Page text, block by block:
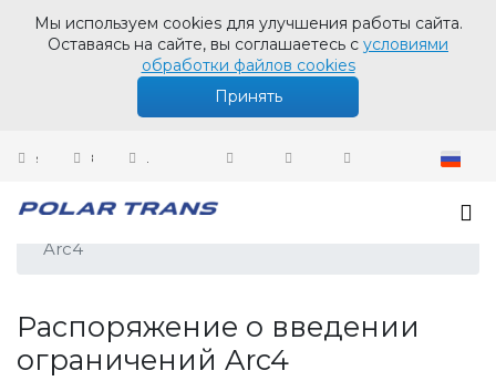
Мы используем cookies для улучшения работы сайта.
Оставаясь на сайте, вы соглашаетесь с условиями
обработки файлов cookies
Принять
sales@polartrans.ru
8 800 100 87 64
Личный кабинет
Новости
Arc4
Распоряжение о введении
ограничений Arc4